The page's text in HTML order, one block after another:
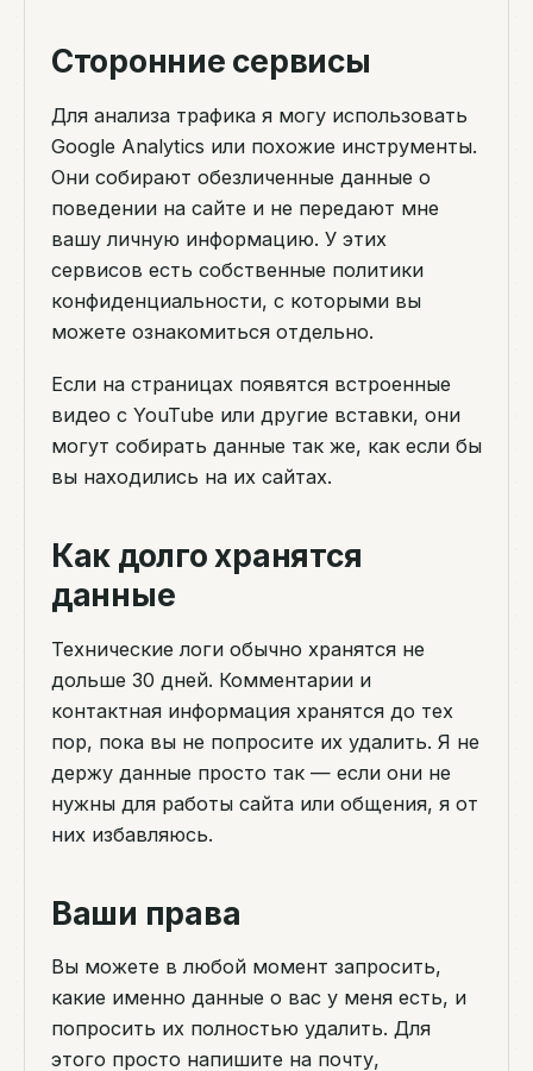
Сторонние сервисы
Для анализа трафика я могу использовать
Google Analytics или похожие инструменты.
Они собирают обезличенные данные о
поведении на сайте и не передают мне
вашу личную информацию. У этих
сервисов есть собственные политики
конфиденциальности, с которыми вы
можете ознакомиться отдельно.
Если на страницах появятся встроенные
видео с YouTube или другие вставки, они
могут собирать данные так же, как если бы
вы находились на их сайтах.
Как долго хранятся
данные
Технические логи обычно хранятся не
дольше 30 дней. Комментарии и
контактная информация хранятся до тех
пор, пока вы не попросите их удалить. Я не
держу данные просто так — если они не
нужны для работы сайта или общения, я от
них избавляюсь.
Ваши права
Вы можете в любой момент запросить,
какие именно данные о вас у меня есть, и
попросить их полностью удалить. Для
этого просто напишите на почту,